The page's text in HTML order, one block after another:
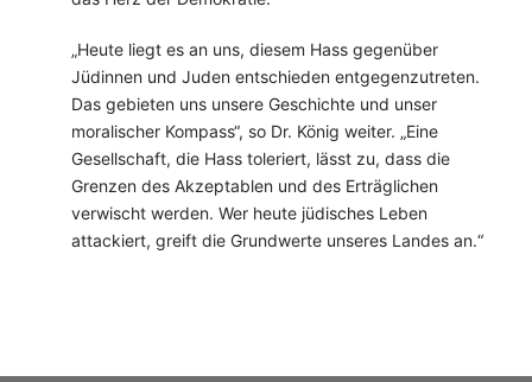
„Heute liegt es an uns, diesem Hass gegenüber
Jüdinnen und Juden entschieden entgegenzutreten.
Das gebieten uns unsere Geschichte und unser
moralischer Kompass“, so Dr. König weiter. „Eine
Gesellschaft, die Hass toleriert, lässt zu, dass die
Grenzen des Akzeptablen und des Erträglichen
verwischt werden. Wer heute jüdisches Leben
attackiert, greift die Grundwerte unseres Landes an.“